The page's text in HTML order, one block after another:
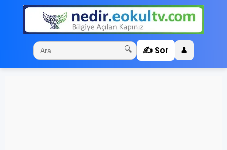
🔍 ✍️ Sor 👤